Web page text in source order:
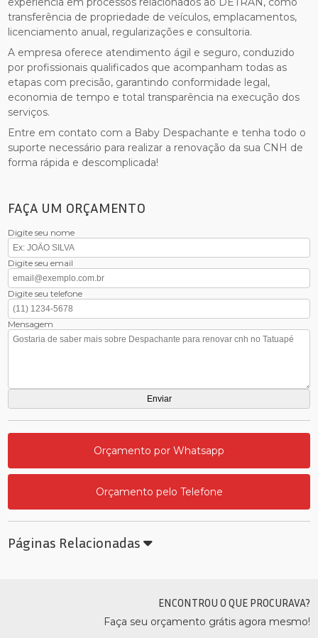
transferência de propriedade de veículos, emplacamentos,
licenciamento anual, regularizações e consultoria.
A empresa oferece atendimento ágil e seguro, conduzido
por profissionais qualificados que acompanham todas as
etapas com precisão, garantindo conformidade legal,
economia de tempo e total transparência na execução dos
serviços.
Entre em contato com a Baby Despachante e tenha todo o
suporte necessário para realizar a renovação da sua CNH de
forma rápida e descomplicada!
FAÇA UM ORÇAMENTO
Digite seu nome
Digite seu email
Digite seu telefone
Mensagem
Orçamento por Whatsapp
Orçamento pelo Telefone
Páginas Relacionadas
ENCONTROU O QUE PROCURAVA?
Faça seu orçamento grátis agora mesmo!